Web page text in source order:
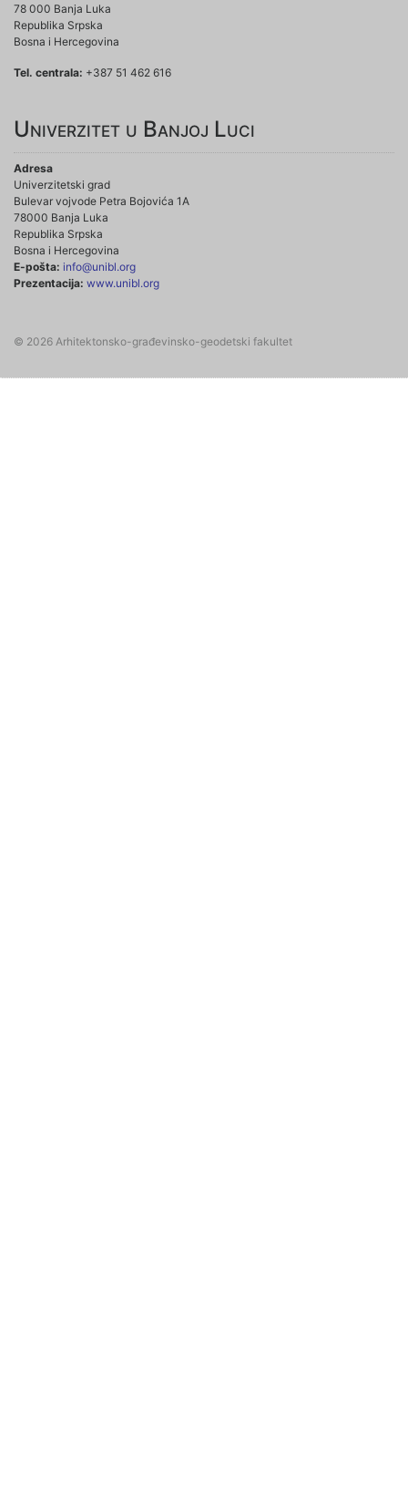
78 000 Banja Luka
Republika Srpska
Bosna i Hercegovina
Tel. centrala: +387 51 462 616
Univerzitet u Banjoj Luci
Adresa
Univerzitetski grad
Bulevar vojvode Petra Bojovića 1A
78000 Banja Luka
Republika Srpska
Bosna i Hercegovina
E-pošta: info@unibl.org
Prezentacija: www.unibl.org
© 2026 Arhitektonsko-građevinsko-geodetski fakultet